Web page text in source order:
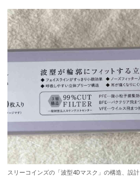
スリーコインズの「波型4Dマスク」の構造、設計